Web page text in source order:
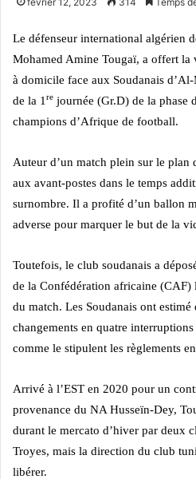
Le défenseur international algérien
Mohamed Amine Tougaï, a offert la
à domicile face aux Soudanais
de la 1 re journée (Gr.D) de la phase
champions d’Afrique de football.
Auteur d’un match plein sur le plan
aux avant-postes dans le temps
surnombre. Il a profité d’un ballon
adverse pour marquer le but de la
Toutefois, le club soudanais a
de la Confédération africaine (CAF)
du match. Les Soudanais ont estimé
changements en quatre
comme le stipulent les règlements
Arrivé à l’EST en 2020 pour un
provenance du NA Husseïn-Dey,
durant le mercato d’hiver par deux
Troyes, mais la direction du club
libérer.